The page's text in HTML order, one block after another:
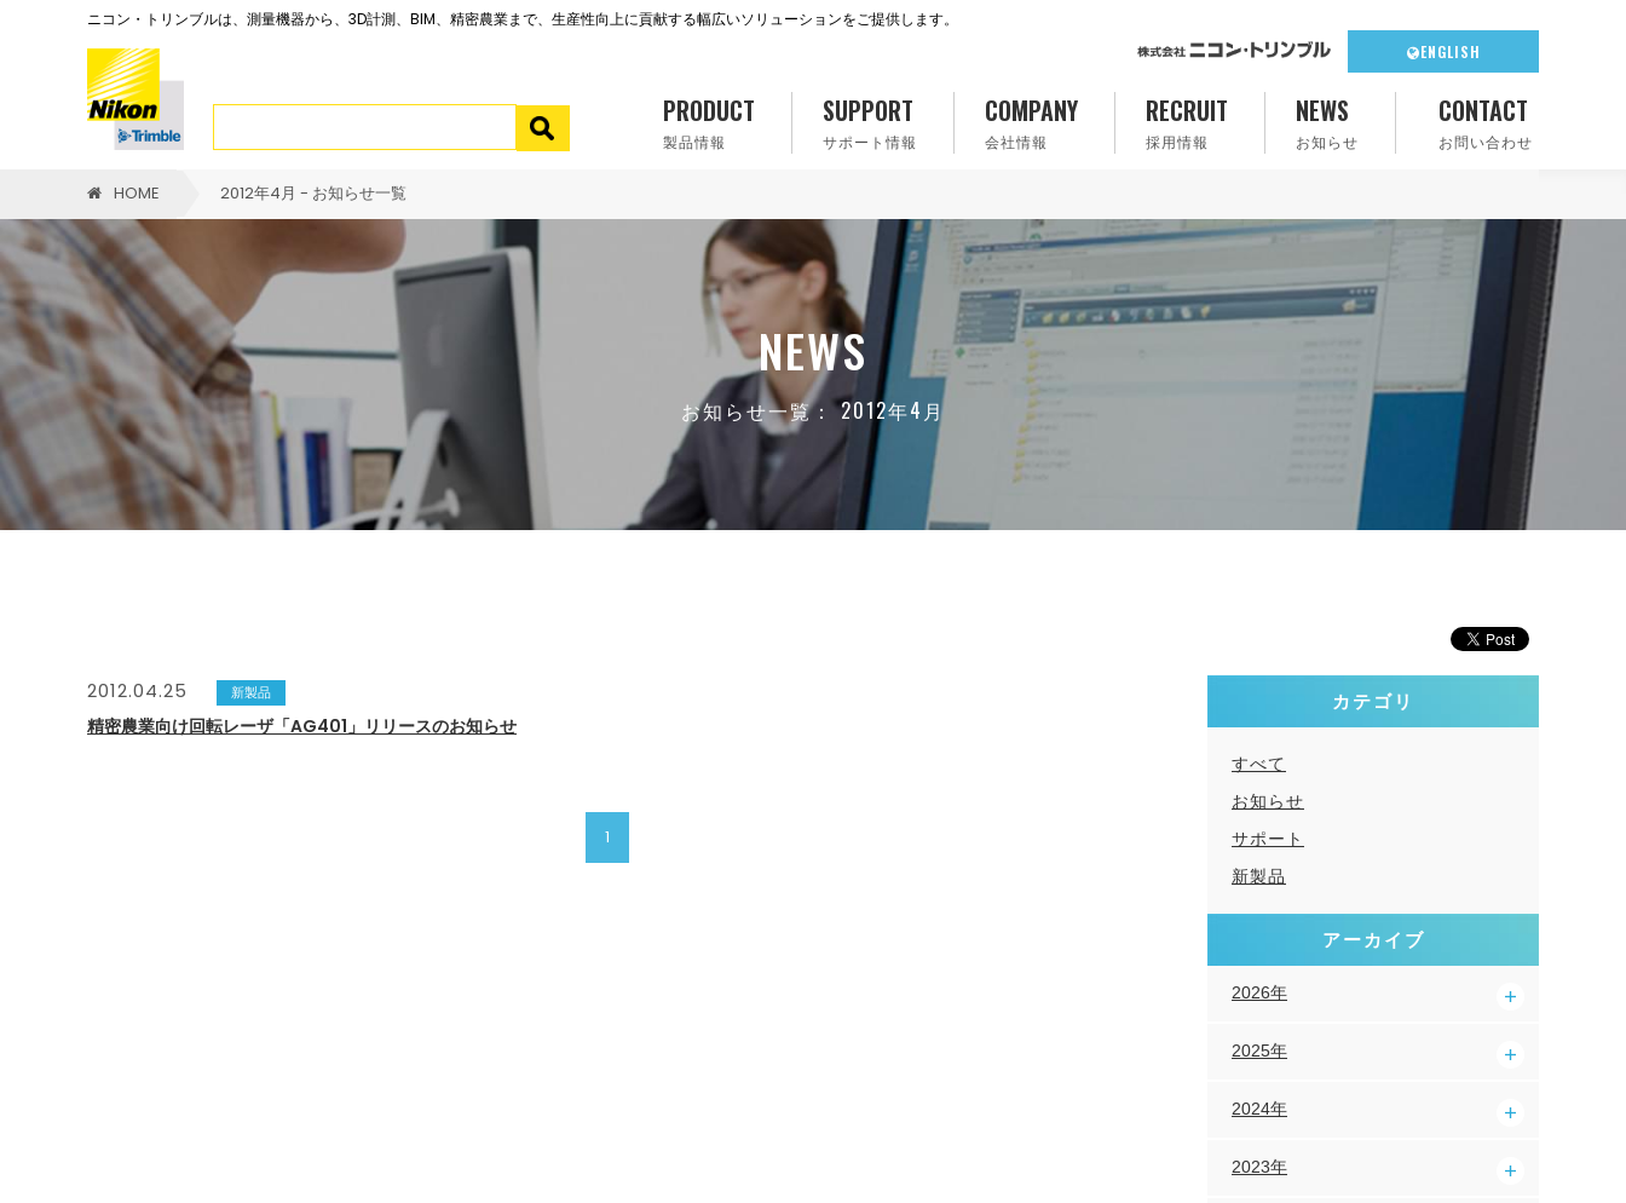
ニコン・トリンブルは、測量機器から、3D計測、BIM、精密農業まで、生産性向上に貢献する幅広いソリューションをご提供します。
ENGLISH
PRODUCT
製品情報
SUPPORT
サポート情報
COMPANY
会社情報
RECRUIT
採用情報
NEWS
お知らせ
CONTACT
お問い合わせ
HOME 2012年4月 - お知らせ一覧
NEWS
お知らせ一覧： 2012年4月
2012.04.25 新製品
精密農業向け回転レーザ「AG401」リリースのお知らせ
1
カテゴリ
すべて
お知らせ
サポート
新製品
アーカイブ
2026年
2025年
2024年
2023年